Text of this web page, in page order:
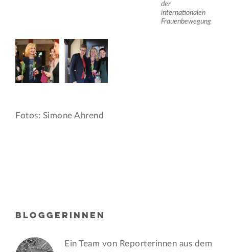
der
internationalen
Frauenbewegung
Fotos: Simone Ahrend
BLOGGERINNEN
Ein Team von Reporterinnen aus dem